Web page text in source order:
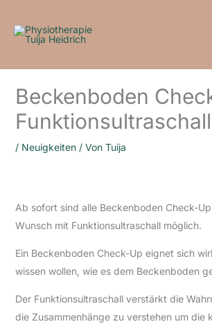
Inhalt
springen
Beckenboden
Funktionsultraschall
/ Neuigkeiten/ Von Tuija
Ab sofort sind alle Beckenboden Check-
Wunsch mit Funktionsultraschall möglich.
Ein Beckenboden Check-Up eignet sich
wissen wollen, wie es dem Beckenboden
Der Funktionsultraschall verstärkt die
die Zusammenhänge zu verstehen um die